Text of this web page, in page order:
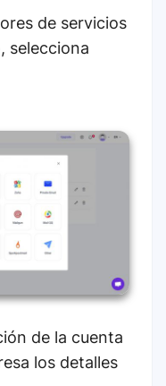
de servicios
selecciona
de la cuenta
los detalles